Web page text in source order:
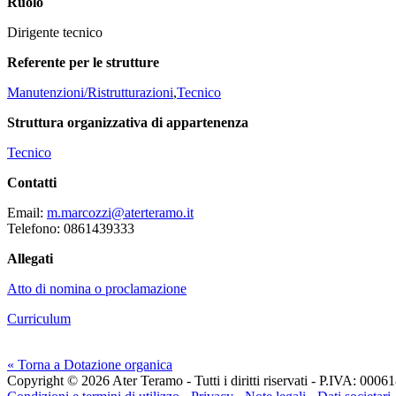
Dirigente tecnico
Referente per le strutture
Manutenzioni/Ristrutturazioni,Tecnico
Struttura organizzativa di appartenenza
Tecnico
Contatti
Email: m.marcozzi@aterteramo.it
Telefono: 0861439333
Allegati
Atto di nomina o proclamazione
Curriculum
« Torna a Dotazione organica
Copyright © 2026 Ater Teramo - Tutti i diritti riservati - P.IVA: